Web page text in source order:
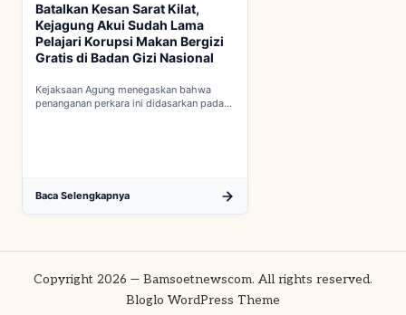
Batalkan Kesan Sarat Kilat,
Kejagung Akui Sudah Lama
Pelajari Korupsi Makan Bergizi
Gratis di Badan Gizi Nasional
Kejaksaan Agung menegaskan bahwa
penanganan perkara ini didasarkan pada
Baca Selengkapnya
Copyright 2026 — Bamsoetnewscom. All rights reserved.
Bloglo WordPress Theme